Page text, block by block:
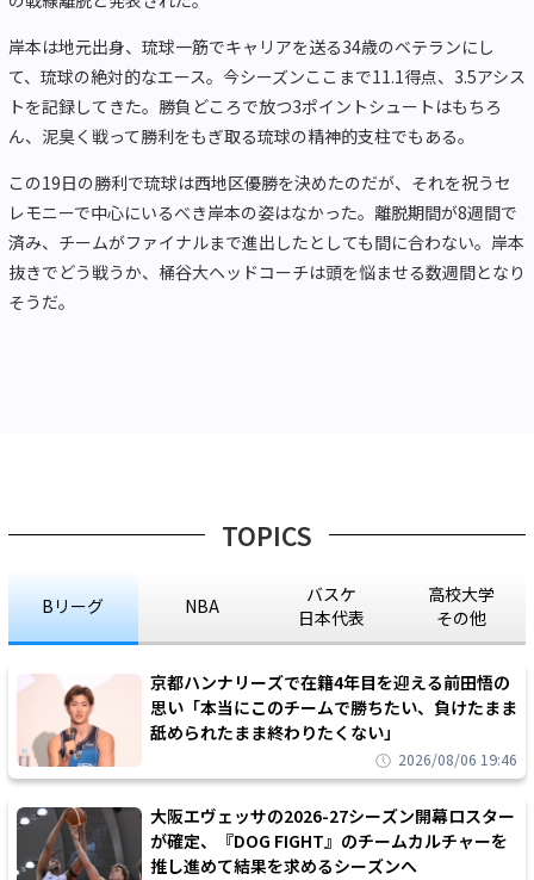
岸本は地元出身、琉球一筋でキャリアを送る34歳のベテランにし
て、琉球の絶対的なエース。今シーズンここまで11.1得点、3.5アシス
トを記録してきた。勝負どころで放つ3ポイントシュートはもちろ
ん、泥臭く戦って勝利をもぎ取る琉球の精神的支柱でもある。
この19日の勝利で琉球は西地区優勝を決めたのだが、それを祝うセ
レモニーで中心にいるべき岸本の姿はなかった。離脱期間が8週間で
済み、チームがファイナルまで進出したとしても間に合わない。岸本
抜きでどう戦うか、桶谷大ヘッドコーチは頭を悩ませる数週間となり
そうだ。
TOPICS
Bリーグ NBA
バスケ
日本代表
高校大学
その他
京都ハンナリーズで在籍4年目を迎える前田悟の
思い「本当にこのチームで勝ちたい、負けたまま
舐められたまま終わりたくない」
2026/08/06 19:46
大阪エヴェッサの2026-27シーズン開幕ロスター
が確定、『DOG FIGHT』のチームカルチャーを
推し進めて結果を求めるシーズンへ